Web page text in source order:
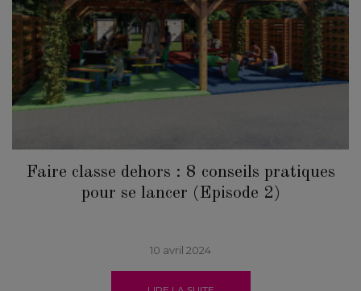
Faire classe dehors : 8 conseils pratiques
pour se lancer (Episode 2)
10 avril 2024